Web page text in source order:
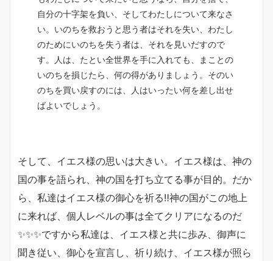
自分の十字架を負い、そしてわたしについて来なさ
い。いのちを救おうと思う者はそれを失い、わたし
のためにいのちを失う者は、それを見いだすので
す。人は、たとい全世界を手に入れても、まことの
いのちを損じたら、何の得がありましょう。そのい
のちを買い戻すのには、人はいったい何を差し出せ
ばよいでしょう。
そして、イエス様の思いは大きい。イエス様は、神の
国の事を語られ、神の国を打ち立てる事が目的。だか
ら、私達はイエス様の御心を祈る‼️神の国がこの地上
に来れば、個人レベルの事は全てクリアになるのだ
✨✨✨ですから私達は、イエス様と共に歩み、御声に
聞き従い、御心を宣言し、祈り続け、イエス様が照ら